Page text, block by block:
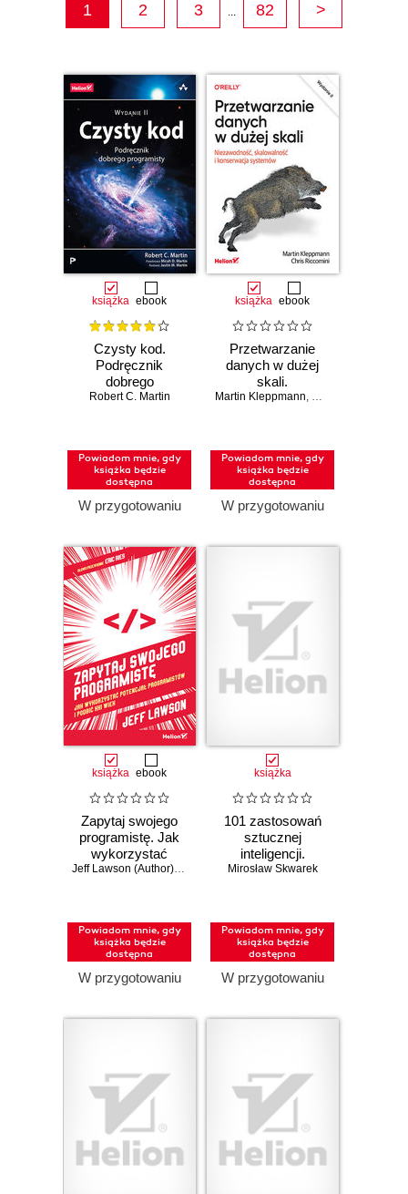
1 2 3 ... 82 >
książka ebook
Czysty kod.
Podręcznik
dobrego
programisty.
Robert C. Martin
Powiadom mnie, gdy
książka będzie
dostępna
W przygotowaniu
książka ebook
Przetwarzanie
danych w dużej
skali.
Niezawodność,
systemów.
Wydanie II
Martin Kleppmann, Chris Riccomini
Powiadom mnie, gdy
książka będzie
dostępna
W przygotowaniu
książka ebook
Zapytaj swojego
programistę. Jak
wykorzystać
potencjał
Jeff Lawson (Author)
,Eric Ries (Foreword)
Powiadom mnie, gdy
książka będzie
dostępna
W przygotowaniu
książka
101 zastosowań
sztucznej
inteligencji.
Oszczędzaj 2-3
Mirosław Skwarek
Powiadom mnie, gdy
książka będzie
dostępna
W przygotowaniu